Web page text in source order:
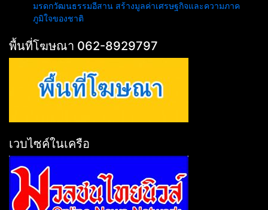
มรดกวัฒนธรรมอีสาน สร้างมูลค่าเศรษฐกิจและความภาค
ภูมิใจของชาติ
พื้นที่โฆษณา 062-8929797
เวบไซค์ในเครือ